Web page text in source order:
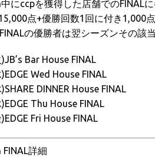
にccpを獲得した店舗でのFINAL
点+優勝回数1回に付き1,000
の優勝者は翌シーズンその該
Bar House FINAL
Wed House FINAL
DINNER House FINAL
Thu House FINAL
Fri House FINAL
FINAL詳細